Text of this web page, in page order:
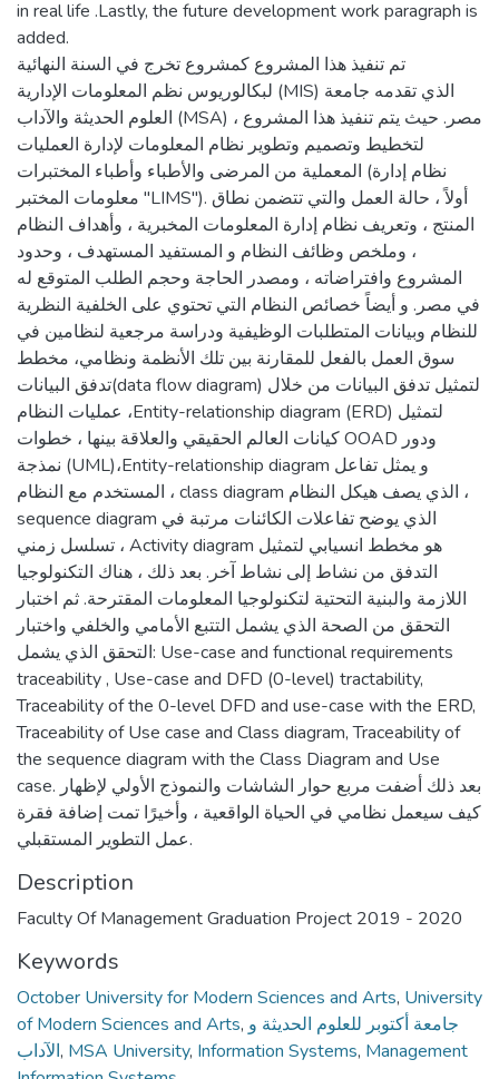
in real life .Lastly, the future development work paragraph is
added.
تم تنفيذ هذا المشروع كمشروع تخرج في السنة النهائية
لبكالوريوس نظم المعلومات الإدارية (MIS) الذي تقدمه جامعة
العلوم الحديثة والآداب (MSA) ، مصر. حيث يتم تنفيذ هذا المشروع
لتخطيط وتصميم وتطوير نظام المعلومات لإدارة العمليات
المعملية من المرضى والأطباء وأطباء المختبرات (نظام إدارة
معلومات المختبر "LIMS"). أولاً ، حالة العمل والتي تتضمن نطاق
المنتج ، وتعريف نظام إدارة المعلومات المخبرية ، وأهداف النظام
، وملخص وظائف النظام و المستفيد المستهدف ، وحدود
المشروع وافتراضاته ، ومصدر الحاجة وحجم الطلب المتوقع له
في مصر. و أيضاً خصائص النظام التي تحتوي على الخلفية النظرية
للنظام وبيانات المتطلبات الوظيفية ودراسة مرجعية لنظامين في
سوق العمل بالفعل للمقارنة بين تلك الأنظمة ونظامي، مخطط
تدفق البيانات(data flow diagram) لتمثيل تدفق البيانات من خلال
عمليات النظام ،Entity-relationship diagram (ERD) لتمثيل
كيانات العالم الحقيقي والعلاقة بينها ، خطوات OOAD ودور
نمذجة (UML)،Entity-relationship diagram و يمثل تفاعل
المستخدم مع النظام ، class diagram الذي يصف هيكل النظام ،
sequence diagram الذي يوضح تفاعلات الكائنات مرتبة في
تسلسل زمني ، Activity diagram هو مخطط انسيابي لتمثيل
التدفق من نشاط إلى نشاط آخر. بعد ذلك ، هناك التكنولوجيا
اللازمة والبنية التحتية لتكنولوجيا المعلومات المقترحة. ثم اختبار
التحقق من الصحة الذي يشمل التتبع الأمامي والخلفي واختبار
التحقق الذي يشمل: Use-case and functional requirements
traceability , Use-case and DFD (0-level) tractability,
Traceability of the 0-level DFD and use-case with the ERD,
Traceability of Use case and Class diagram, Traceability of
the sequence diagram with the Class Diagram and Use
case. بعد ذلك أضفت مربع حوار الشاشات والنموذج الأولي لإظهار
كيف سيعمل نظامي في الحياة الواقعية ، وأخيرًا تمت إضافة فقرة
عمل التطوير المستقبلي.
Description
Faculty Of Management Graduation Project 2019 - 2020
Keywords
October University for Modern Sciences and Arts, University
of Modern Sciences and Arts, جامعة أكتوبر للعلوم الحديثة و
الآداب, MSA University, Information Systems, Management